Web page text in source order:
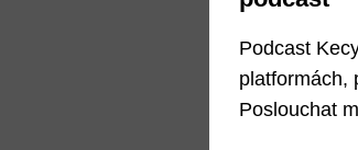
Podcast
platformách,
Poslouchat